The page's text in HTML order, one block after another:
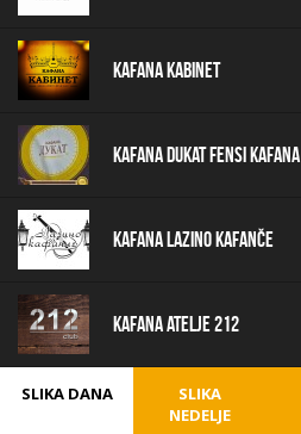
Kafana Kabinet
Kafana Dukat Fensi Kafana
Kafana Lazino Kafanče
Kafana Atelje 212
SLIKA DANA
SLIKA
NEDELJE